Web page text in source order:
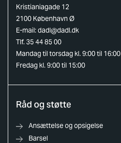
Kristianiagade 12
2100 København Ø
E-mail:dadl@dadl.dk
Tlf. 35 44 85 00
Mandag til torsdag kl. 9:00 til 16:00
Fredag kl. 9:00 til 15:00
Råd og støtte
Ansættelse og opsigelse
Barsel